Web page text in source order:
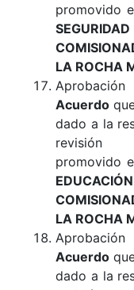
promovido
LA ROCHA
Acuerdo
dado a la
revisión
promovido
LA ROCHA
Acuerdo
dado a la